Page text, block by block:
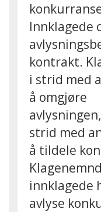
Innklagede
kontrakt.
i strid med
å omgjøre
strid med
å tildele
innklagede
avlyse